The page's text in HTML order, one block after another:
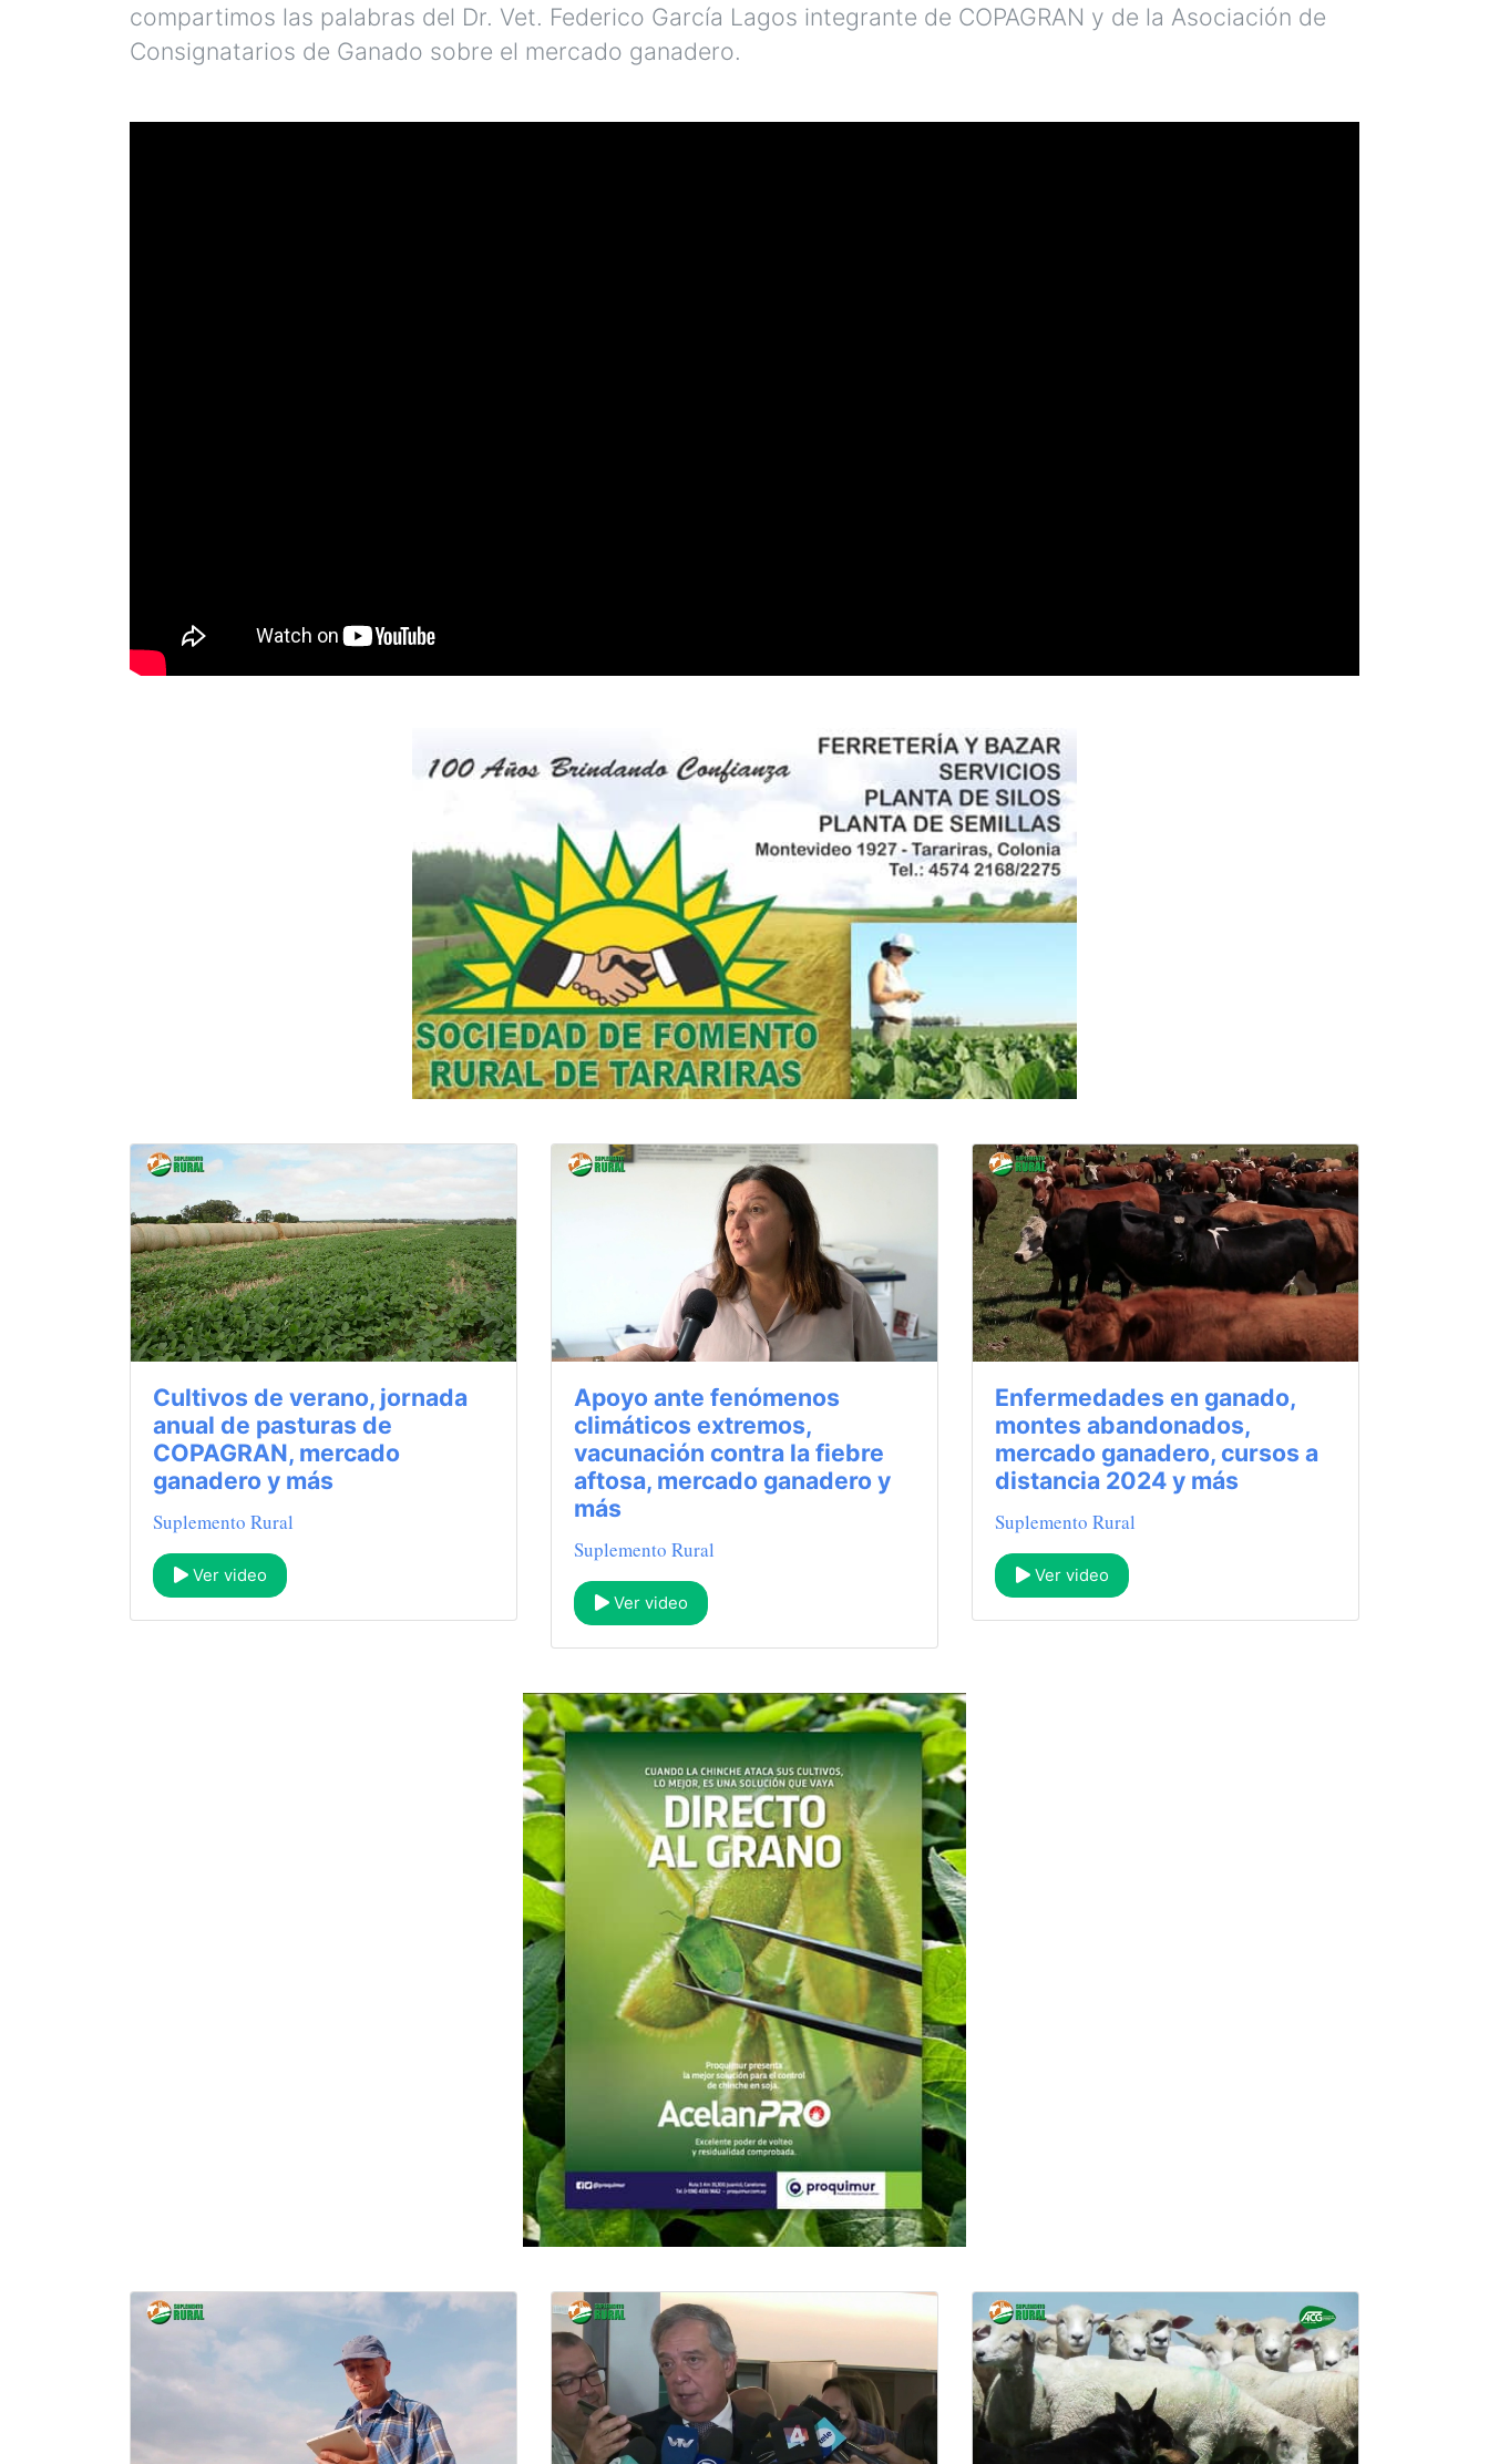
compartimos las palabras del Dr. Vet. Federico García Lagos integrante de COPAGRAN y de la Asociación de
Consignatarios de Ganado sobre el mercado ganadero.
Cultivos de verano, jornada
anual de pasturas de
COPAGRAN, mercado
ganadero y más
Suplemento Rural
Ver video
Apoyo ante fenómenos
climáticos extremos,
vacunación contra la fiebre
aftosa, mercado ganadero y
más
Suplemento Rural
Ver video
Enfermedades en ganado,
montes abandonados,
mercado ganadero, cursos a
distancia 2024 y más
Suplemento Rural
Ver video